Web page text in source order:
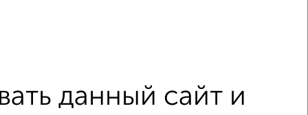
данный сайт и